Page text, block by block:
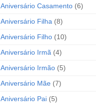
Aniversário Casamento (6)
Aniversário Filha (8)
Aniversário Filho (10)
Aniversário Irmã (4)
Aniversário Irmão (5)
Aniversário Mãe (7)
Aniversário Pai (5)